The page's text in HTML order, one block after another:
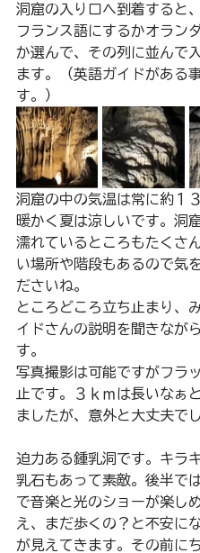
洞窟の入り口へ到着すると
フランス語にするかオラン
か選んで、その列に並んで
ます。（英語ガイドがある
す。）
洞窟の中の気温は常に約１
暖かく夏は涼しいです。洞
濡れているところもたくさ
い場所や階段もあるので気
ださいね。
ところどころ立ち止まり、
イドさんの説明を聞きなが
す。
写真撮影は可能ですがフラ
止です。３ｋｍは長いなぁ
ましたが、意外と大丈夫でし
迫力ある鍾乳洞です。キラ
乳石もあって素敵。後半で
で音楽と光のショーが楽し
え、まだ歩くの？と不安に
が見えてきます。その前に